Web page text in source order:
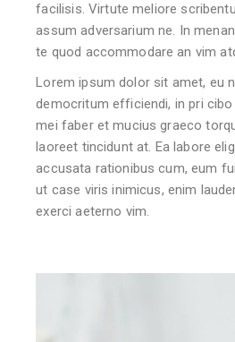
facilisis. Virtute meliore
assum adversarium ne. In
te quod accommodare an vim
Lorem ipsum dolor sit amet, eu
democritum efficiendi, in pri
mei faber et mucius graeco
laoreet tincidunt at. Ea labore
accusata rationibus cum, eum
ut case viris inimicus, enim
exerci aeterno vim.